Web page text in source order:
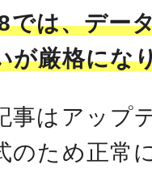
では、デー
が厳格にな
事はアップ
のため正常